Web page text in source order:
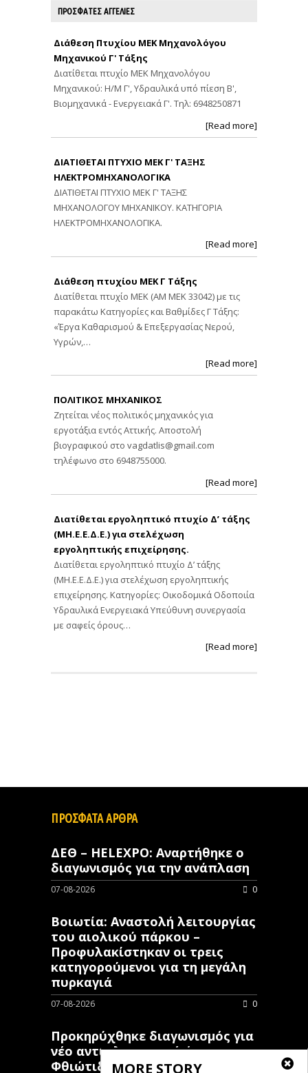
ΠΡΟΣΦΑΤΕΣ ΑΓΓΕΛΙΕΣ
Διάθεση Πτυχίου ΜΕΚ Μηχανολόγου
Μηχανικού Γ' Τάξης
Διατίθεται πτυχίο ΜΕΚ Μηχανολόγου
Μηχανικού: Η/Μ Γ', Υδραυλικά υπό πίεση Β',
Βιομηχανικά - Ενεργειακά Γ'. Τηλ: 6948250871
[Read more]
ΔΙΑΤΙΘΕΤΑΙ ΠΤΥΧΙΟ ΜΕΚ Γ' ΤΑΞΗΣ
ΗΛΕΚΤΡΟΜΗΧΑΝΟΛΟΓΙΚΑ
ΔΙΑΤΙΘΕΤΑΙ ΠΤΥΧΙΟ ΜΕΚ Γ' ΤΑΞΗΣ
ΜΗΧΑΝΟΛΟΓΟΥ ΜΗΧΑΝΙΚΟΥ. ΚΑΤΗΓΟΡΙΑ
ΗΛΕΚΤΡΟΜΗΧΑΝΟΛΟΓΙΚΑ.
[Read more]
Διάθεση πτυχίου ΜΕΚ Γ Τάξης
Διατίθεται πτυχίο ΜΕΚ (ΑΜ ΜΕΚ 33042) με τις
παρακάτω Κατηγορίες και Βαθμίδες Γ Τάξης:
«Έργα Καθαρισμού & Επεξεργασίας Νερού,
Υγρών,…
[Read more]
ΠΟΛΙΤΙΚΟΣ ΜΗΧΑΝΙΚΟΣ
Ζητείται νέος πολιτικός μηχανικός για
εργοτάξια εντός Αττικής. Αποστολή
βιογραφικού στο vagdatlis@gmail.com
τηλέφωνο στο 6948755000.
[Read more]
Διατίθεται εργοληπτικό πτυχίο Δ’ τάξης
(ΜΗ.Ε.Ε.Δ.Ε.) για στελέχωση
εργοληπτικής επιχείρησης.
Διατίθεται εργοληπτικό πτυχίο Δ’ τάξης
(ΜΗ.Ε.Ε.Δ.Ε.) για στελέχωση εργοληπτικής
επιχείρησης. Κατηγορίες: Οικοδομικά Οδοποιία
Υδραυλικά Ενεργειακά Υπεύθυνη συνεργασία
με σαφείς όρους…
[Read more]
MORE STORY
ΠΡΟΣΦΑΤΑ ΑΡΘΡΑ
ΔΕΘ – HELEXPO: Αναρτήθηκε ο
διαγωνισμός για την ανάπλαση
07-08-2026 0
Βοιωτία: Αναστολή λειτουργίας
του αιολικού πάρκου –
Προφυλακίστηκαν οι τρεις
κατηγορούμενοι για τη μεγάλη
πυρκαγιά
07-08-2026 0
Προκηρύχθηκε διαγωνισμός για
νέo αντιπλημμυρικό έργο στη
Φθιώτιδα